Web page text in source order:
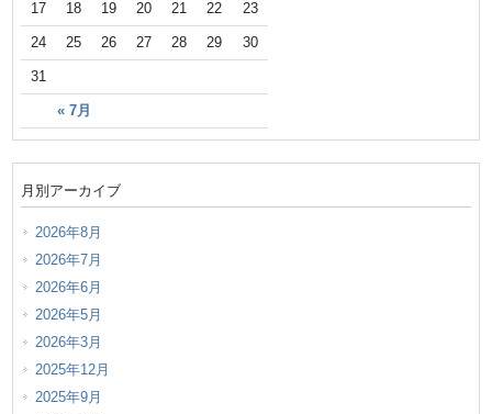
« 7月
17 18 19 20 21 22 23
24 25 26 27 28 29 30
31
月別アーカイブ
2026年8月
2026年7月
2026年6月
2026年5月
2026年3月
2025年12月
2025年9月